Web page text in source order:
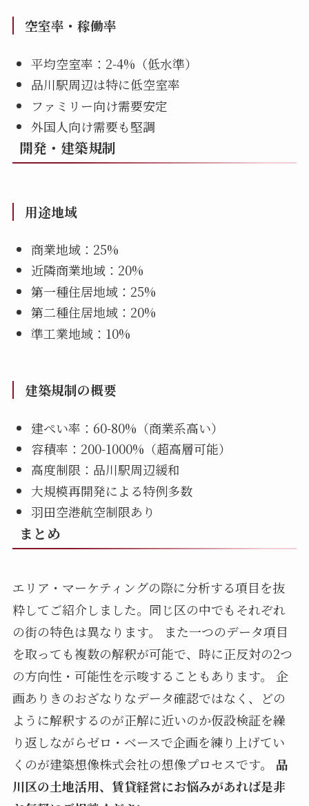
空室率・稼働率
平均空室率：2-4%（低水準）
品川駅周辺は特に低空室率
ファミリー向け需要安定
外国人向け需要も堅調
開発・建築規制
用途地域
商業地域：25%
近隣商業地域：20%
第一種住居地域：25%
第二種住居地域：20%
準工業地域：10%
建築規制の概要
建ぺい率：60-80%（商業系高い）
容積率：200-1000%（超高層可能）
高度制限：品川駅周辺緩和
大規模再開発による特例多数
羽田空港航空制限あり
まとめ
エリア・マーケティングの際に分析する項目を抜
粋してご紹介しました。同じ区の中でもそれぞれ
の街の特色は異なります。 また一つのデータ項目
を取っても複数の解釈が可能で、時に正反対の2つ
の方向性・可能性を示唆することもあります。 企
画ありきのおざなりなデータ確認ではなく、どの
ように解釈するのが正解に近いのか仮設検証を繰
り返しながらゼロ・ベースで企画を練り上げてい
くのが建築想像株式会社の想像プロセスです。 品
川区の土地活用、賃貸経営にお悩みがあれば是非